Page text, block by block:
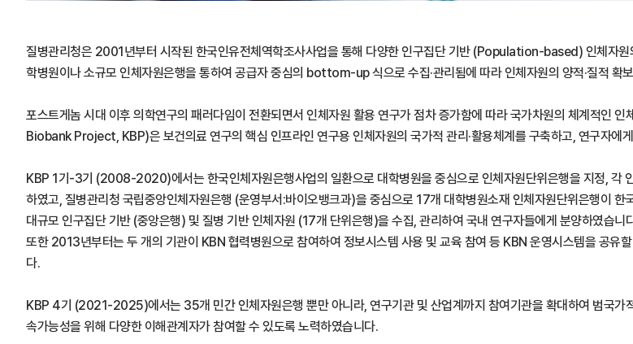
질병관리청은 2001년부터 시작된 한국인유전체역학조사사업을 통해 다양한 인구집단 기반 (Population-based) 인체자
학병원이나 소규모 인체자원은행을 통하여 공급자 중심의 bottom-up 식으로 수집·관리됨에 따라 인체자원의 양적·질적 확
포스트게놈 시대 이후 의학연구의 패러다임이 전환되면서 인체자원 활용 연구가 점차 증가함에 따라 국가차원의 체계적인
Biobank Project, KBP)은 보건의료 연구의 핵심 인프라인 연구용 인체자원의 국가적 관리·활용체계를 구축하고, 연구자에
KBP 1기-3기 (2008-2020)에서는 한국인체자원은행사업의 일환으로 대학병원을 중심으로 인체자원단위은행을 지정, 각
하였고, 질병관리청 국립중앙인체자원은행 (운영부서:바이오뱅크과)을 중심으로 17개 대학병원소재 인체자원단위은행
대규모 인구집단 기반 (중앙은행) 및 질병 기반 인체자원 (17개 단위은행)을 수집, 관리하여 국내 연구자들에게 분양하였습니
또한 2013년부터는 두 개의 기관이 KBN 협력병원으로 참여하여 정보시스템 사용 및 교육 참여 등 KBN 운영시스템을 공유
다.
KBP 4기 (2021-2025)에서는 35개 민간 인체자원은행 뿐만 아니라, 연구기관 및 산업계까지 참여기관을 확대하여 범국가
속가능성을 위해 다양한 이해관계자가 참여할 수 있도록 노력하였습니다.